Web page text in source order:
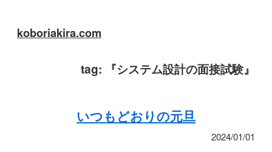
koboriakira.com
tag: 『システム設計の面接試験』
いつもどおりの元旦
2024/01/01